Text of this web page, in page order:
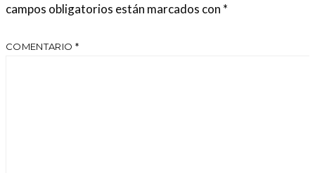
campos obligatorios están marcados con *
COMENTARIO *